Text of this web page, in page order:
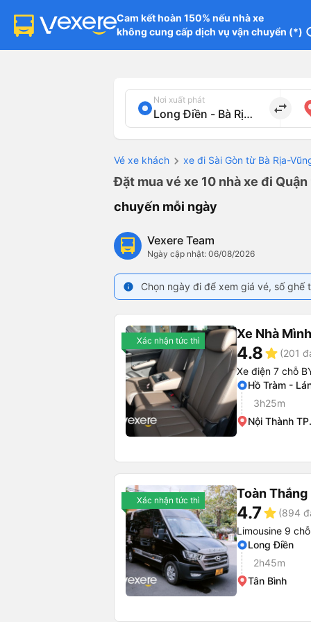
Cam kết hoàn 150% nếu nhà xe
không cung cấp dịch vụ vận chuyển (*)
Nơi xuất phát
import_export
Vé xe khách xe đi Sài Gòn từ Bà Rịa-
Đặt mua vé xe 10 nhà xe đi
chuyến mỗi ngày
Vexere Team
Ngày cập nhật: 06/08/2026
info Chọn ngày đi để xem giá vé, số
Xác nhận tức thì Xe Nhà
4.8star (201
Xe điện 7 chỗ
Hồ Tràm -
3h25m
Nội Thành
Xác nhận tức thì Toàn Thắng
4.7star (894
Limousine 9 chỗ
Long Điền
2h45m
Tân Bình